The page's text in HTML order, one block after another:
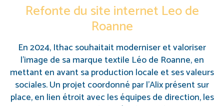
Refonte du site internet Leo de
Roanne
En 2024, Ithac souhaitait moderniser et valoriser
l’image de sa marque textile Léo de Roanne, en
mettant en avant sa production locale et ses valeurs
sociales. Un projet coordonné par l’Alix présent sur
place, en lien étroit avec les équipes de direction, les